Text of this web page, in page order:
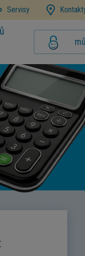
Servisy